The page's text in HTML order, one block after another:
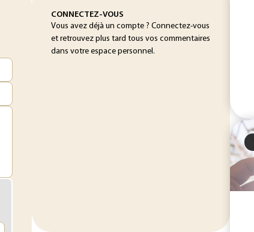
CONNECTEZ-VOUS
Vous avez déjà un compte ? Connectez-vous
et retrouvez plus tard tous vos commentaires
dans votre espace personnel.